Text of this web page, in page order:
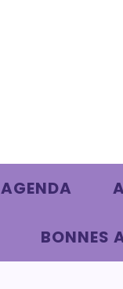
AGENDA
BONNES